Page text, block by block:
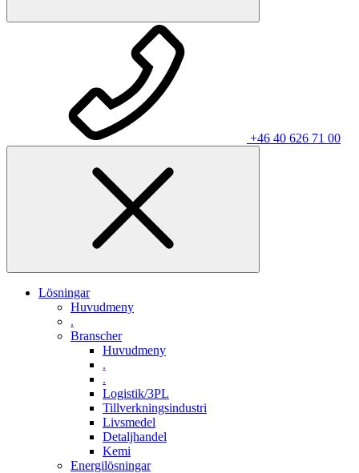
+46 40 626 71 00
Lösningar
Huvudmeny
.
Branscher
Huvudmeny
.
.
Logistik/3PL
Tillverkningsindustri
Livsmedel
Detaljhandel
Kemi
Energilösningar